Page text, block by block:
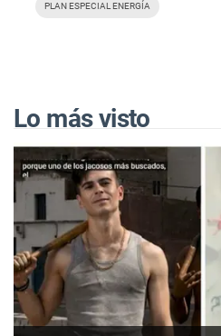
PLAN ESPECIAL ENERGÍA
Lo más visto